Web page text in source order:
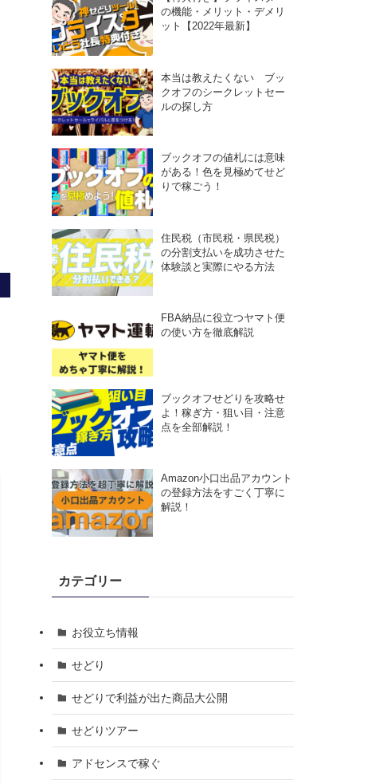
の機能・メリット・デメリ
ット【2022年最新】
本当は教えたくない ブッ
クオフのシークレットセー
ルの探し方
ブックオフの値札には意味
がある！色を見極めてせど
りで稼ごう！
住民税（市民税・県民税）
の分割支払いを成功させた
体験談と実際にやる方法
FBA納品に役立つヤマト便
の使い方を徹底解説
ブックオフせどりを攻略せ
よ！稼ぎ方・狙い目・注意
点を全部解説！
Amazon小口出品アカウント
の登録方法をすごく丁寧に
解説！
カテゴリー
お役立ち情報
せどり
せどりで利益が出た商品大公開
せどりツアー
アドセンスで稼ぐ